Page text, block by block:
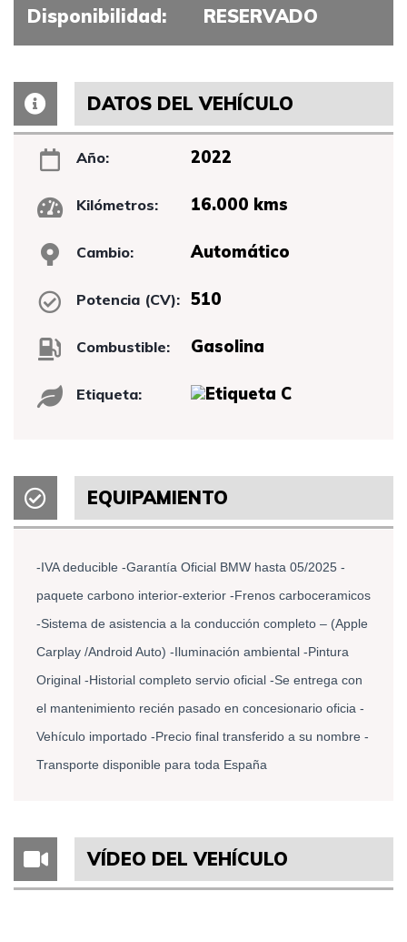
Disponibilidad: RESERVADO
DATOS DEL VEHÍCULO
Año: 2022
Kilómetros: 16.000 kms
Cambio: Automático
Potencia (CV): 510
Combustible: Gasolina
Etiqueta:
EQUIPAMIENTO
-IVA deducible -Garantía Oficial BMW hasta 05/2025 -
paquete carbono interior-exterior -Frenos carboceramicos
-Sistema de asistencia a la conducción completo – (Apple
Carplay /Android Auto) -Iluminación ambiental -Pintura
Original -Historial completo servio oficial -Se entrega con
el mantenimiento recién pasado en concesionario oficia -
Vehículo importado -Precio final transferido a su nombre -
Transporte disponible para toda España
VÍDEO DEL VEHÍCULO